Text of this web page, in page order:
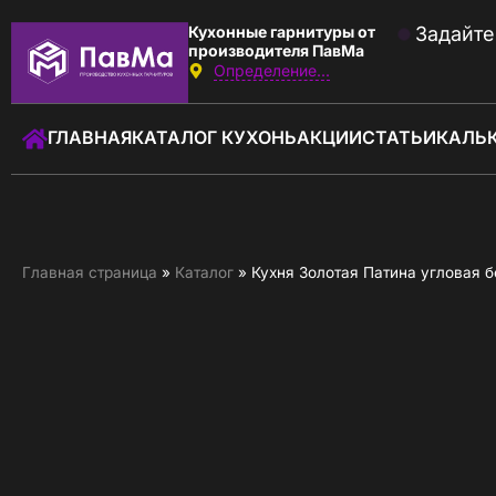
Кухонные гарнитуры от
производителя ПавМа
Определение...
ГЛАВНАЯКАТАЛОГ КУХОНЬАКЦИИСТАТЬИ
Главная страница » Каталог » Кухня Золотая Патина угловая
+7 (930) 037-01-01
Заказать звонок
КАТАЛОГ КУХОНЬ